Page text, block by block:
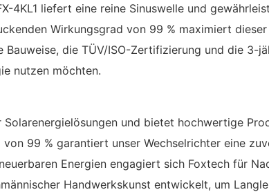
4KL1 liefert eine reine Sinuswelle und
Wirkungsgrad von 99 % maximiert
die TÜV/ISO-Zertifizierung und die 3-
nutzen möchten.
und bietet hochwertige
99 % garantiert unser Wechselrichter eine
Energien engagiert sich Foxtech für
Handwerkskunst entwickelt, um